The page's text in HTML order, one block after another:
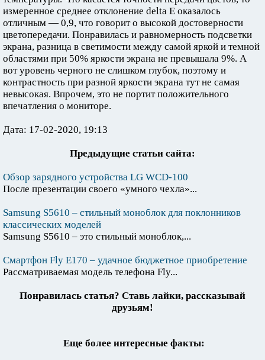
измеренное среднее отклонение delta E оказалось
отличным — 0,9, что говорит о высокой достоверности
цветопередачи. Понравилась и равномерность подсветки
экрана, разница в светимости между самой яркой и темной
областями при 50% яркости экрана не превышала 9%. А
вот уровень черного не слишком глубок, поэтому и
контрастность при разной яркости экрана тут не самая
невысокая. Впрочем, это не портит положительного
впечатления о мониторе.
Дата: 17-02-2020, 19:13
Предыдущие статьи сайта:
Обзор зарядного устройства LG WCD-100
После презентации своего «умного чехла»...
Samsung S5610 – стильный моноблок для поклонников
классических моделей
Samsung S5610 – это стильный моноблок,...
Смартфон Fly E170 – удачное бюджетное приобретение
Рассматриваемая модель телефона Fly...
Понравилась статья? Ставь лайки, рассказывай
друзьям!
Еще более интересные факты: